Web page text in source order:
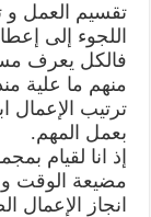
تقسيم العمل و
اللجوء إلى
فالكل يعرف
منهم ما علية
ترتيب الإعمال
بعمل المهم.
إذ انا لقيام
مضيعة الوقت و
انجاز الإعمال